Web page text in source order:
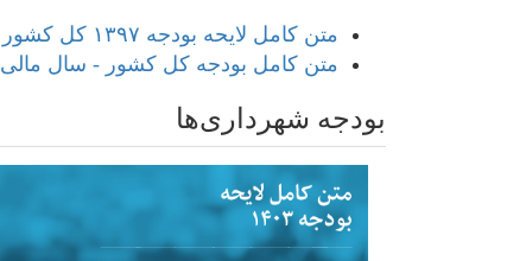
متن کامل لایحه بودجه ۱۳۹۷ کل کشور
متن کامل بودجه کل کشور - سال مالی ۱۳۹۶
بودجه شهرداری‌ها